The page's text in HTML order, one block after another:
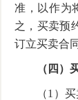
准，以作为
之，买卖预
订立买卖合
（四）
（1）